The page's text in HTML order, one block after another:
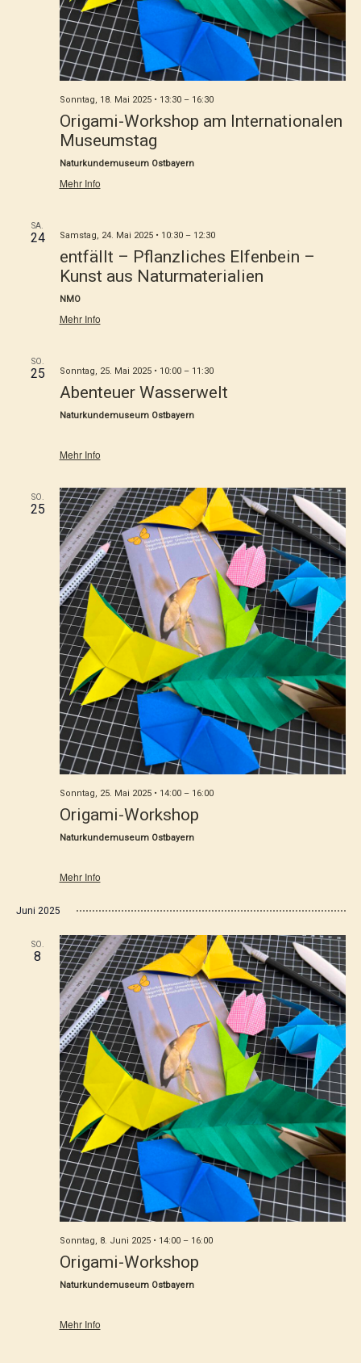
Sonntag, 18. Mai 2025 • 13:30– 16:30
Origami-Workshop am Internationalen
Museumstag
Naturkundemuseum Ostbayern
Mehr Info
SA.
24 Samstag, 24. Mai 2025 • 10:30– 12:30
entfällt – Pflanzliches Elfenbein –
Kunst aus Naturmaterialien
NMO
Mehr Info
SO.
25 Sonntag, 25. Mai 2025 • 10:00– 11:30
Abenteuer Wasserwelt
Naturkundemuseum Ostbayern
Mehr Info
SO.
25
Sonntag, 25. Mai 2025 • 14:00– 16:00
Origami-Workshop
Naturkundemuseum Ostbayern
Mehr Info
Juni 2025
SO.
8
Sonntag, 8. Juni 2025 • 14:00– 16:00
Origami-Workshop
Naturkundemuseum Ostbayern
Mehr Info